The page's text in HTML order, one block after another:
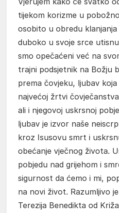
tijekom korizme u
osobito u obredu
duboko u svoje srce
smo opečaćeni već na
trajni podsjetnik na Božju
prema čovjeku, ljubav
najvećoj žrtvi
ali i njegovoj uskrsnoj
ljubav je izvor naše
kroz Isusovu smrt i
obećanje vječnog života.
pobjedu nad grijehom i
sigurnost da ćemo i mi,
na novi život. Razumljivo
Terezija Benedikta od